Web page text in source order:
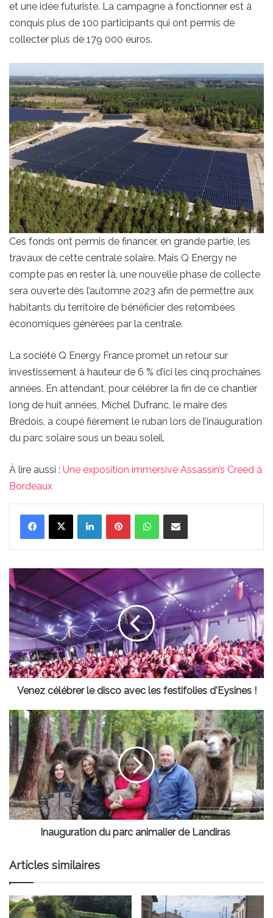
et une idée futuriste. La campagne à fonctionner est à
conquis plus de 100 participants qui ont permis de
collecter plus de 179 000 euros.
Ces fonds ont permis de financer, en grande partie, les
travaux de cette centrale solaire. Mais Q Energy ne
compte pas en rester là, une nouvelle phase de collecte
sera ouverte dès l’automne 2023 afin de permettre aux
habitants du territoire de bénéficier des retombées
économiques générées par la centrale.
La société Q Energy France promet un retour sur
investissement à hauteur de 6 % d’ici les cinq prochaines
années. En attendant, pour célébrer la fin de ce chantier
long de huit années, Michel Dufranc, le maire des
Brédois, a coupé fièrement le ruban lors de l’inauguration
du parc solaire sous un beau soleil.
À lire aussi : Une exposition immersive Assassin’s Creed à
Bordeaux
LinkedinPinterestWhatsAppPartager par email
Venez
célébrer
le
disco
avec
les
festifolies
d'Eysines
!
Venez célébrer le disco avec les festifolies d'Eysines !
Inauguration
du
parc
animalier
de
Landiras
Inauguration du parc animalier de Landiras
Articles similaires